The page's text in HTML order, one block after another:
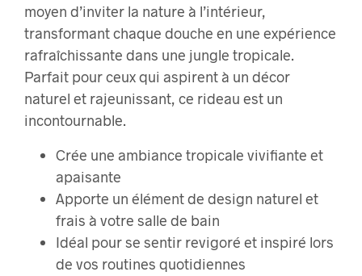
moyen d’inviter la nature à l’intérieur,
transformant chaque douche en une expérience
rafraîchissante dans une jungle tropicale.
Parfait pour ceux qui aspirent à un décor
naturel et rajeunissant, ce rideau est un
incontournable.
Crée une ambiance tropicale vivifiante et
apaisante
Apporte un élément de design naturel et
frais à votre salle de bain
Idéal pour se sentir revigoré et inspiré lors
de vos routines quotidiennes